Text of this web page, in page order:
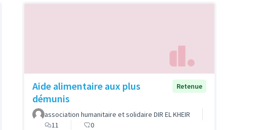
Aide alimentaire aux plus
démunis
Retenue
association humanitaire et solidaire DIR EL KHEIR
11
0